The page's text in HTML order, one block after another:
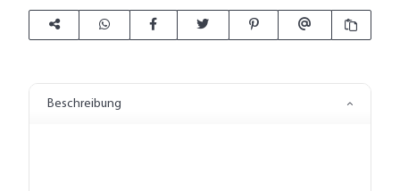
Beschreibung